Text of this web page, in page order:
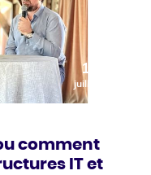
10
juillet
comment
IT et